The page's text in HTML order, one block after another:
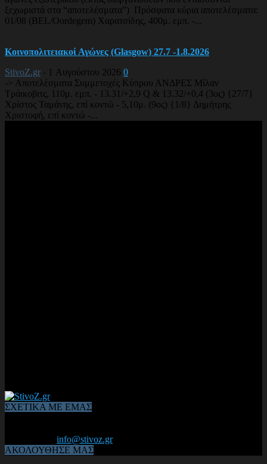
ξεχωριστά στα “αποτελέσματα”) Πρόσφατα κύρια αποτελέσματα:
01/08 (BEL/Oordegem) Χαρατσίδης, 400μ. εμπ. -...
Κοινοπολιτειακοί Αγώνες (Glasgow) 27.7 -1.8.2026
StivoZ.gr - 1 Αυγούστου 2026 0
-> Αποτελέσματα Συμμετοχές Κύπρου ΑΝΔΡΕΣ Μίλαν
Τράικοβιτς, 110μ. εμπ. - 13.31/+2,9 Q & 13.32/+0,4 (3ος) {27/7}
Χρίστος Ταμάνης, επί κοντώ - 5,10μ. (9ος) {1/8} Δημήτρης
Χριστοφή, επί κοντώ -...
ΣΧΕΤΙΚΑ ΜΕ ΕΜΑΣ
info@stivoz.gr
ΑΚΟΛΟΥΘΗΣΕ ΜΑΣ